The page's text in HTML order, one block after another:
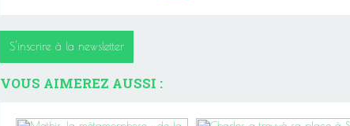
S'inscrire à la newsletter
VOUS AIMEREZ AUSSI :